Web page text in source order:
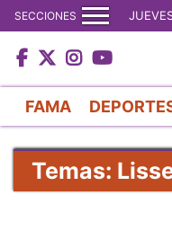
SECCIONES
FAMA
Temas: